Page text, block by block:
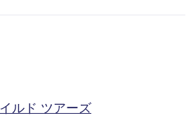
ルド ツアーズ